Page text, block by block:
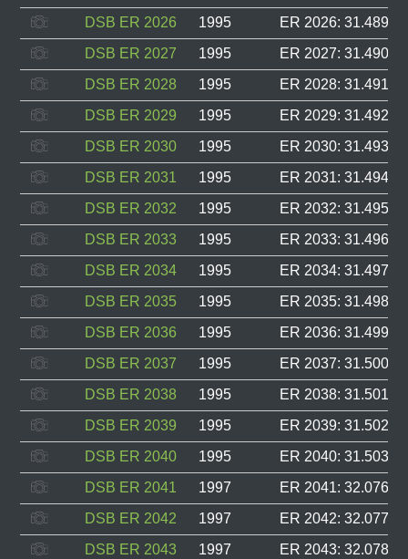
DSB ER 2026
1995
ER 2026: 31.489,
DSB ER 2027
1995
ER 2027: 31.490,
DSB ER 2028
1995
ER 2028: 31.491,
DSB ER 2029
1995
ER 2029: 31.492,
DSB ER 2030
1995
ER 2030: 31.493,
DSB ER 2031
1995
ER 2031: 31.494,
DSB ER 2032
1995
ER 2032: 31.495,
DSB ER 2033
1995
ER 2033: 31.496,
DSB ER 2034
1995
ER 2034: 31.497,
DSB ER 2035
1995
ER 2035: 31.498,
DSB ER 2036
1995
ER 2036: 31.499,
DSB ER 2037
1995
ER 2037: 31.500,
DSB ER 2038
1995
ER 2038: 31.501,
DSB ER 2039
1995
ER 2039: 31.502,
DSB ER 2040
1995
ER 2040: 31.503,
DSB ER 2041
1997
ER 2041: 32.076,
DSB ER 2042
1997
ER 2042: 32.077,
DSB ER 2043
1997
ER 2043: 32.078,